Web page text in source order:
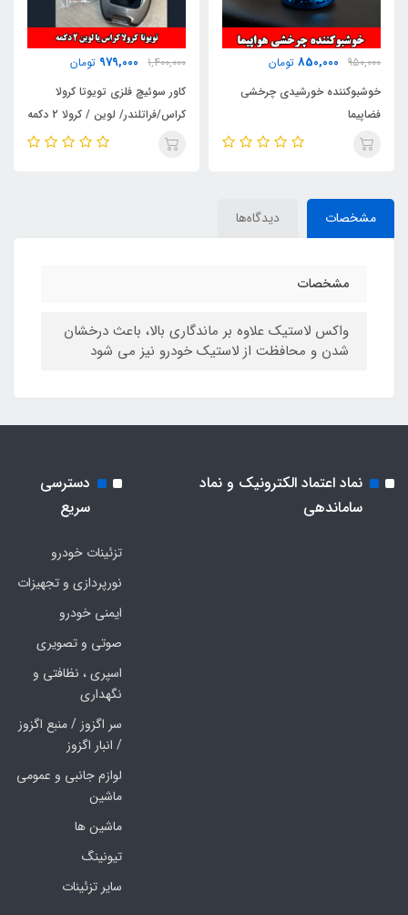
1,400,000
979,000
کاور سوئیچ فلزی تویوتا کرولا
کراس/فراتلندر/ لوین / کرولا 2 دکمه
650,000
350,000 تومان
رترولامپ ماشین
مشخصات دیدگاه‌ها
مشخصات
واکس لاستیک علاوه بر ماندگاری بالا، باعث درخشان
شدن و محافظت از لاستیک خودرو نیز می شود
نماد اعتماد الکترونیک و نماد
ساماندهی
دسترسی
سریع
تزئینات خودرو
نورپردازی و تجهیزات
ایمنی خودرو
صوتی و تصویری
اسپری ، نظافتی و
نگهداری
سر اگزوز / منبع اگزوز
/ انبار اگزوز
لوازم جانبی و عمومی
ماشین
ماشین ها
تیونینگ
سایر تزئینات